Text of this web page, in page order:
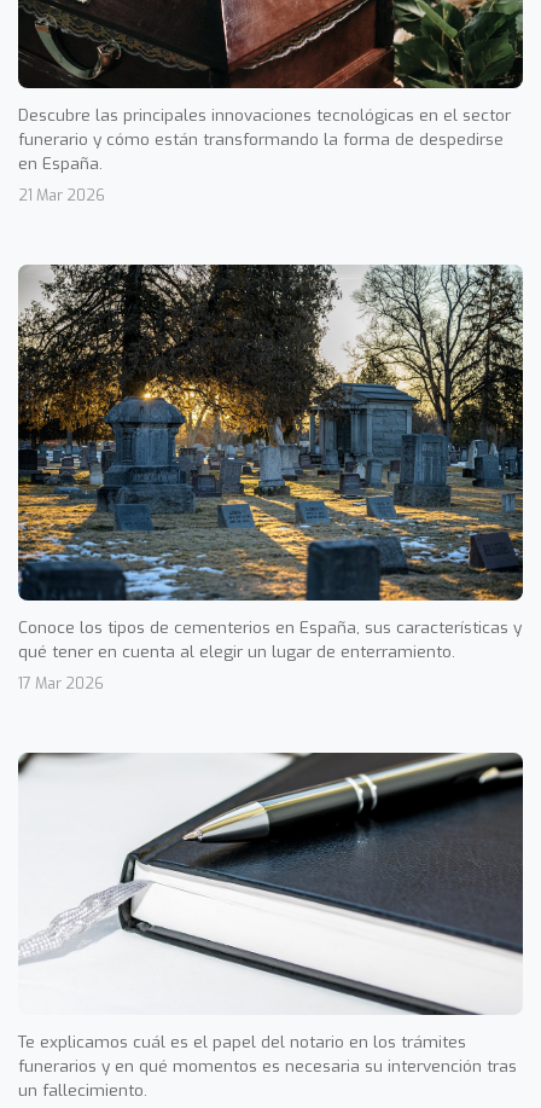
Descubre las principales innovaciones tecnológicas en el sector
funerario y cómo están transformando la forma de despedirse
en España.
21 Mar 2026
Conoce los tipos de cementerios en España, sus características y
qué tener en cuenta al elegir un lugar de enterramiento.
17 Mar 2026
Te explicamos cuál es el papel del notario en los trámites
funerarios y en qué momentos es necesaria su intervención tras
un fallecimiento.